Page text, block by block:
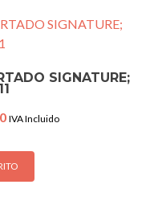
SIGNATURE;
Current
is:
$1,090.00.
IVA Incluido